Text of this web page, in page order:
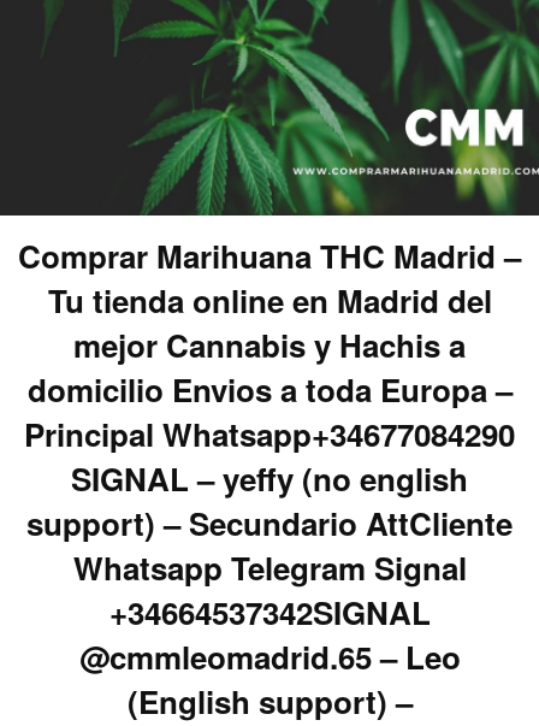
Comprar Marihuana THC Madrid –
Tu tienda online en Madrid del
mejor Cannabis y Hachis a
domicilio Envios a toda Europa –
Principal Whatsapp+34677084290
SIGNAL – yeffy (no english
support) – Secundario AttCliente
Whatsapp Telegram Signal
+34664537342SIGNAL
@cmmleomadrid.65 – Leo
(English support) –